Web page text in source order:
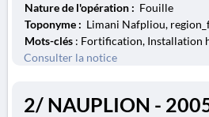
Nature de l'opération : Fouille
Toponyme : Limani Nafpliou,
Mots-clés : Fortification, Installation
Consulter la notice
2/ NAUPLION -